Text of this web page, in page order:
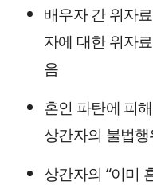
배우자 간 위자
자에 대한 위자
음
혼인 파탄에 피
상간자의 불법
상간자의 “이미